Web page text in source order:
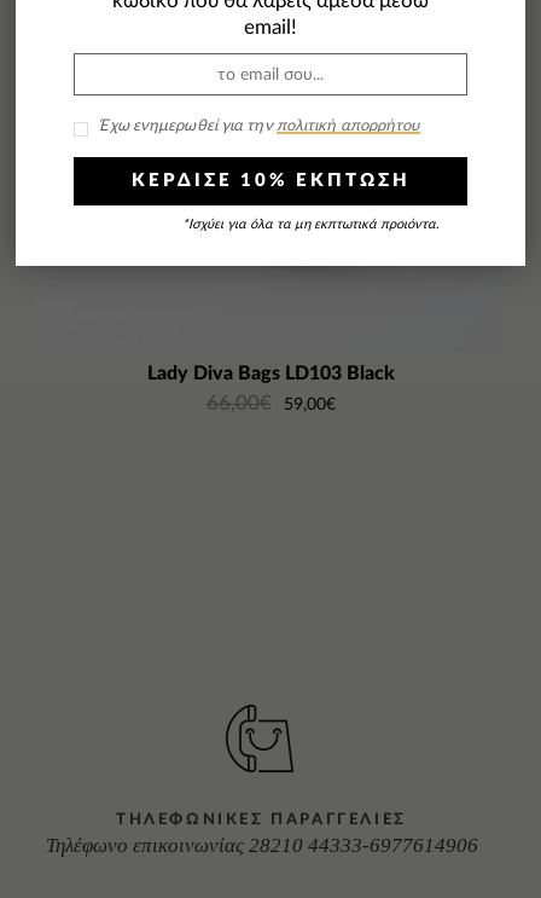
Lady Diva Bags LD103 Black
66,00€ 59,00€
ΤΗΛΕΦΩΝΙΚΕΣ ΠΑΡΑΓΓΕΛΙΕΣ
Τηλέφωνο επικοινωνίας 28210 44333-6977614906
email!
Έχω ενημερωθεί για τηνπολιτική απορρήτου
ΚΕΡΔΙΣΕ 10% ΕΚΠΤΩΣΗ
*Ισχύει για όλα τα μη εκπτωτικά προιόντα.